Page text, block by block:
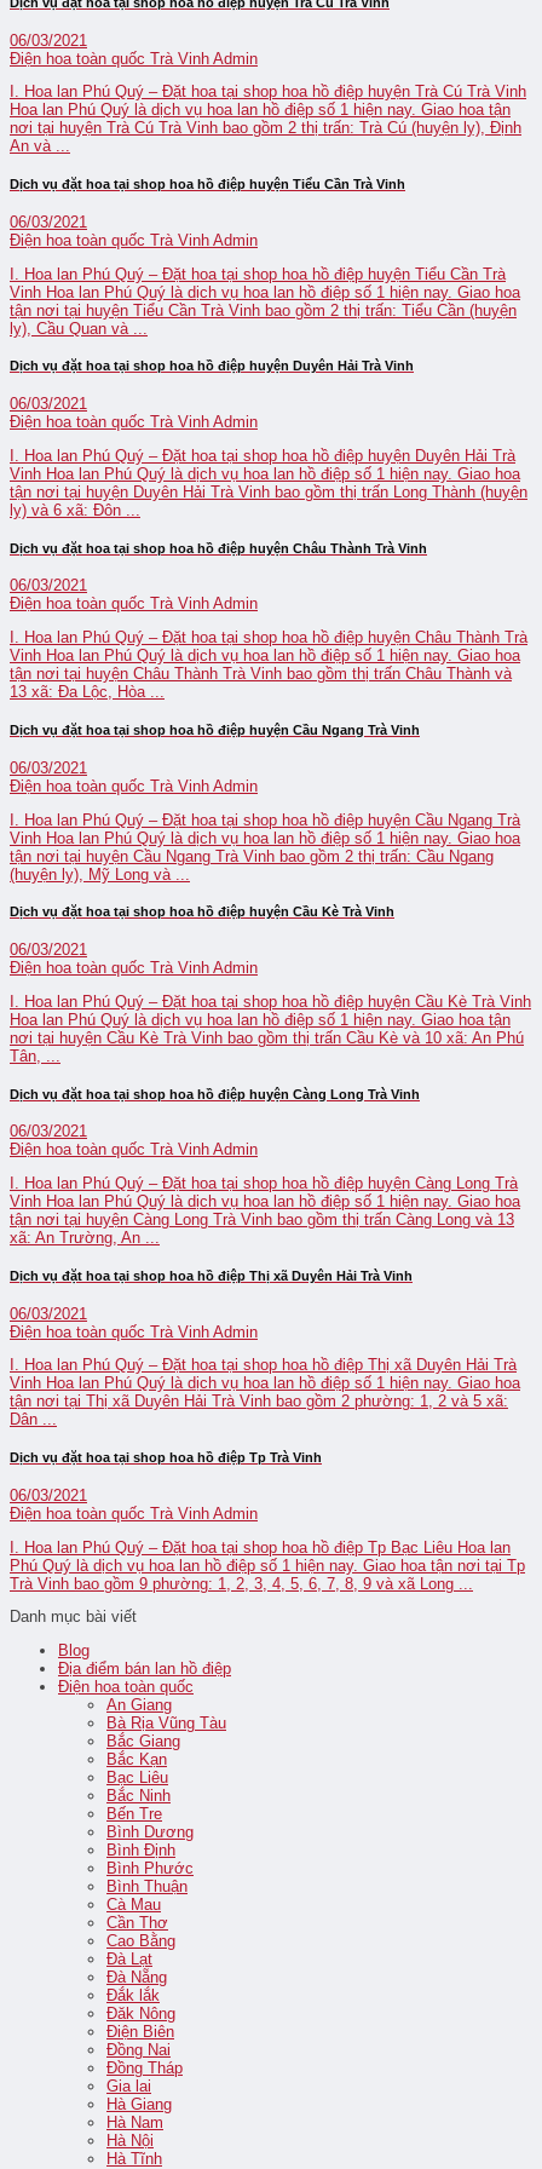
06/03/2021
Điện hoa toàn quốc Trà Vinh Admin
I. Hoa lan Phú Quý – Đặt hoa tại shop hoa hồ điệp huyện Trà Cú Trà Vinh
Hoa lan Phú Quý là dịch vụ hoa lan hồ điệp số 1 hiện nay. Giao hoa tận
nơi tại huyện Trà Cú Trà Vinh bao gồm 2 thị trấn: Trà Cú (huyện lỵ), Định
An và ...
Dịch vụ đặt hoa tại shop hoa hồ điệp huyện Tiểu Cần Trà Vinh
06/03/2021
Điện hoa toàn quốc Trà Vinh Admin
I. Hoa lan Phú Quý – Đặt hoa tại shop hoa hồ điệp huyện Tiểu Cần Trà
Vinh Hoa lan Phú Quý là dịch vụ hoa lan hồ điệp số 1 hiện nay. Giao hoa
tận nơi tại huyện Tiểu Cần Trà Vinh bao gồm 2 thị trấn: Tiểu Cần (huyện
lỵ), Cầu Quan và ...
Dịch vụ đặt hoa tại shop hoa hồ điệp huyện Duyên Hải Trà Vinh
06/03/2021
Điện hoa toàn quốc Trà Vinh Admin
I. Hoa lan Phú Quý – Đặt hoa tại shop hoa hồ điệp huyện Duyên Hải Trà
Vinh Hoa lan Phú Quý là dịch vụ hoa lan hồ điệp số 1 hiện nay. Giao hoa
tận nơi tại huyện Duyên Hải Trà Vinh bao gồm thị trấn Long Thành (huyện
lỵ) và 6 xã: Đôn ...
Dịch vụ đặt hoa tại shop hoa hồ điệp huyện Châu Thành Trà Vinh
06/03/2021
Điện hoa toàn quốc Trà Vinh Admin
I. Hoa lan Phú Quý – Đặt hoa tại shop hoa hồ điệp huyện Châu Thành Trà
Vinh Hoa lan Phú Quý là dịch vụ hoa lan hồ điệp số 1 hiện nay. Giao hoa
tận nơi tại huyện Châu Thành Trà Vinh bao gồm thị trấn Châu Thành và
13 xã: Đa Lộc, Hòa ...
Dịch vụ đặt hoa tại shop hoa hồ điệp huyện Cầu Ngang Trà Vinh
06/03/2021
Điện hoa toàn quốc Trà Vinh Admin
I. Hoa lan Phú Quý – Đặt hoa tại shop hoa hồ điệp huyện Cầu Ngang Trà
Vinh Hoa lan Phú Quý là dịch vụ hoa lan hồ điệp số 1 hiện nay. Giao hoa
tận nơi tại huyện Cầu Ngang Trà Vinh bao gồm 2 thị trấn: Cầu Ngang
(huyện lỵ), Mỹ Long và ...
Dịch vụ đặt hoa tại shop hoa hồ điệp huyện Cầu Kè Trà Vinh
06/03/2021
Điện hoa toàn quốc Trà Vinh Admin
I. Hoa lan Phú Quý – Đặt hoa tại shop hoa hồ điệp huyện Cầu Kè Trà Vinh
Hoa lan Phú Quý là dịch vụ hoa lan hồ điệp số 1 hiện nay. Giao hoa tận
nơi tại huyện Cầu Kè Trà Vinh bao gồm thị trấn Cầu Kè và 10 xã: An Phú
Tân, ...
Dịch vụ đặt hoa tại shop hoa hồ điệp huyện Càng Long Trà Vinh
06/03/2021
Điện hoa toàn quốc Trà Vinh Admin
I. Hoa lan Phú Quý – Đặt hoa tại shop hoa hồ điệp huyện Càng Long Trà
Vinh Hoa lan Phú Quý là dịch vụ hoa lan hồ điệp số 1 hiện nay. Giao hoa
tận nơi tại huyện Càng Long Trà Vinh bao gồm thị trấn Càng Long và 13
xã: An Trường, An ...
Dịch vụ đặt hoa tại shop hoa hồ điệp Thị xã Duyên Hải Trà Vinh
06/03/2021
Điện hoa toàn quốc Trà Vinh Admin
I. Hoa lan Phú Quý – Đặt hoa tại shop hoa hồ điệp Thị xã Duyên Hải Trà
Vinh Hoa lan Phú Quý là dịch vụ hoa lan hồ điệp số 1 hiện nay. Giao hoa
tận nơi tại Thị xã Duyên Hải Trà Vinh bao gồm 2 phường: 1, 2 và 5 xã:
Dân ...
Dịch vụ đặt hoa tại shop hoa hồ điệp Tp Trà Vinh
06/03/2021
Điện hoa toàn quốc Trà Vinh Admin
I. Hoa lan Phú Quý – Đặt hoa tại shop hoa hồ điệp Tp Bạc Liêu Hoa lan
Phú Quý là dịch vụ hoa lan hồ điệp số 1 hiện nay. Giao hoa tận nơi tại Tp
Trà Vinh bao gồm 9 phường: 1, 2, 3, 4, 5, 6, 7, 8, 9 và xã Long ...
Danh mục bài viết
Blog
Địa điểm bán lan hồ điệp
Điện hoa toàn quốc
An Giang
Bà Rịa Vũng Tàu
Bắc Giang
Bắc Kạn
Bạc Liêu
Bắc Ninh
Bến Tre
Bình Dương
Bình Định
Bình Phước
Bình Thuận
Cà Mau
Cần Thơ
Cao Bằng
Đà Lạt
Đà Nẵng
Đắk lắk
Đăk Nông
Điện Biên
Đồng Nai
Đồng Tháp
Gia lai
Hà Giang
Hà Nam
Hà Nội
Hà Tĩnh